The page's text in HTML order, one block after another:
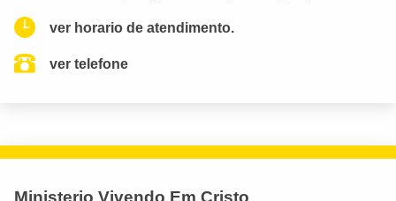
ver horario de atendimento.
ver telefone
Ministerio Vivendo Em Cristo